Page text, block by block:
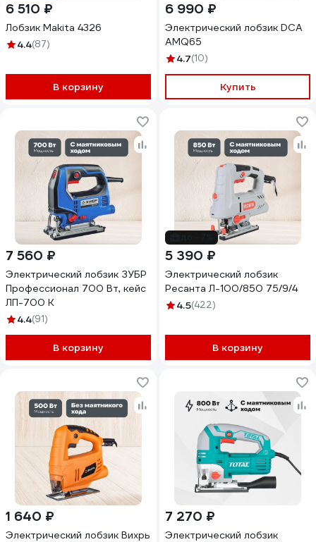
6 510 ₽
Лобзик Makita 4326
4.4(87)
В корзину
6 990 ₽
Электрический лобзик DCA
AMQ65
4.7(10)
Купить
7 560 ₽
Электрический лобзик ЗУБР
Профессионал 700 Вт, кейс
ЛП-700 К
4.4(91)
В корзину
5 390 ₽
Электрический лобзик
Ресанта Л-100/850 75/9/4
4.5(422)
В корзину
1 640 ₽
Электрический лобзик Вихрь
7 270 ₽
Электрический лобзик